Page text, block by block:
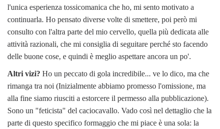
l'unica esperienza tossicomanica che ho, mi sento motivato a
continuarla. Ho pensato diverse volte di smettere, poi però mi
consulto con l'altra parte del mio cervello, quella più dedicata alle
attività razionali, che mi consiglia di seguitare perché sto facendo
delle buone cose, e quindi è meglio aspettare ancora un po'.
Altri vizi? Ho un peccato di gola incredibile... ve lo dico, ma che
rimanga tra noi (Inizialmente abbiamo promesso l'omissione, ma
alla fine siamo riusciti a estorcere il permesso alla pubblicazione).
Sono un "feticista" del caciocavallo. Vado così nel dettaglio che la
parte di questo specifico formaggio che mi piace è una sola: la